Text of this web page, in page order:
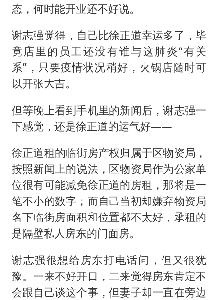
态，何时能开业还不好说。
谢志强觉得，自己比徐正道幸运多了，毕
竟店里的员工还没有谁与这肺炎“有关
系”，只要疫情状况稍好，火锅店随时可
以开张大吉。
但等晚上看到手机里的新闻后，谢志强一
下感觉，还是徐正道的运气好——
徐正道租的临街房产权归属于区物资局，
按照新闻上的说法，区物资局作为公家单
位很有可能减免徐正道的房租，那将是一
笔不小的数字；而自己当初却嫌弃物资局
名下临街房面积和位置都不太好，承租的
是隔壁私人房东的门面房。
谢志强很想给房东打电话问，但又很犹
豫。一来不好开口，二来觉得房东肯定不
会跟自己谈这个事，但妻子却一直在旁边